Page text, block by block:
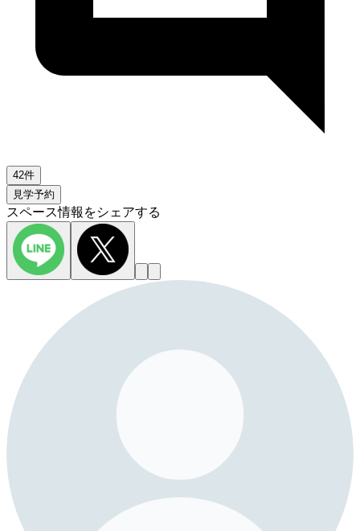
42件
見学予約
スペース情報をシェアする